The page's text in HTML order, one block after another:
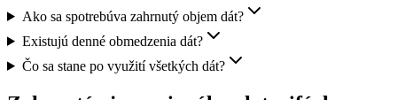
Ako sa spotrebúva zahrnutý objem dát?
Existujú denné obmedzenia dát?
Čo sa stane po využití všetkých dát?